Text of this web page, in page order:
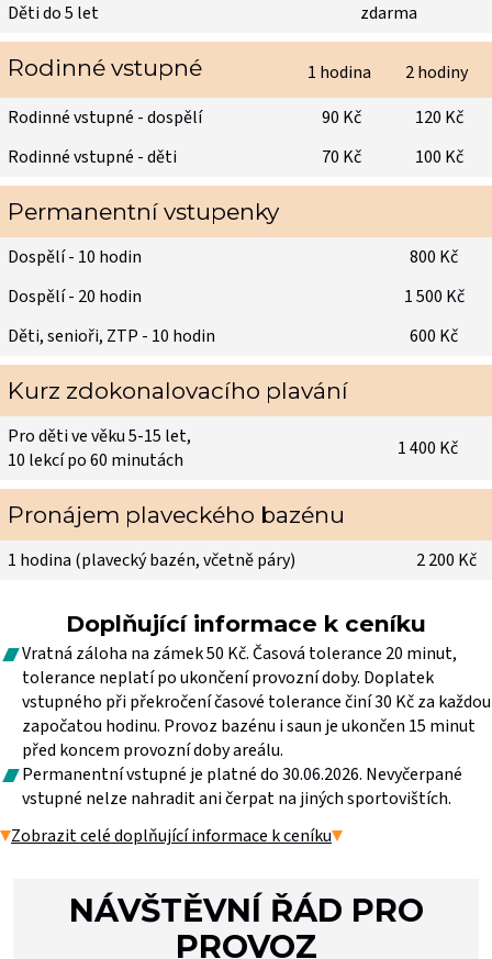
Děti do 5 let
zdarma
Rodinné vstupné 1 hodina
2 hodiny
Rodinné vstupné - dospělí
90 Kč
120 Kč
Rodinné vstupné - děti
70 Kč 100 Kč
Permanentní vstupenky
Dospělí - 10 hodin
800 Kč
Dospělí - 20 hodin
1 500 Kč
Děti, senioři, ZTP - 10 hodin
600 Kč
Kurz zdokonalovacího plavání
Pro děti ve věku 5-15 let,
10 lekcí po 60 minutách
1 400 Kč
Pronájem plaveckého bazénu
1 hodina (plavecký bazén, včetně páry) 2 200 Kč
Doplňující informace k ceníku
Vratná záloha na zámek 50 Kč. Časová tolerance 20 minut,
tolerance neplatí po ukončení provozní doby. Doplatek
vstupného při překročení časové tolerance činí 30 Kč za každou
započatou hodinu. Provoz bazénu i saun je ukončen 15 minut
před koncem provozní doby areálu.
Permanentní vstupné je platné do 30.06.2026. Nevyčerpané
vstupné nelze nahradit ani čerpat na jiných sportovištích.
Zobrazit celé doplňující informace k ceníku
NÁVŠTĚVNÍ ŘÁD PRO
PROVOZ